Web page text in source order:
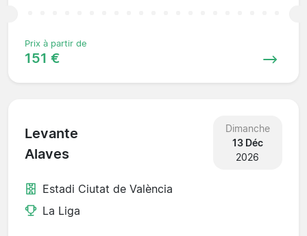
Prix à partir de
151 €
Levante
Alaves
Dimanche
13 Déc
2026
Estadi Ciutat de València
La Liga